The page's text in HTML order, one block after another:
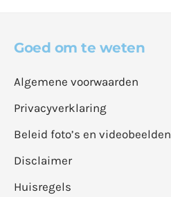
Goed om te weten
Algemene voorwaarden
Privacyverklaring
Beleid foto’s en videobeelden
Disclaimer
Huisregels